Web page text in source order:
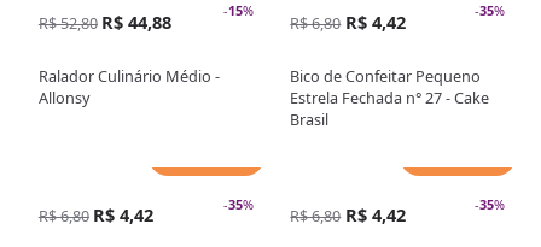
-15%
R$ 52,80 R$ 44,88
Ralador Culinário Médio -
Allonsy
-35%
R$ 6,80 R$ 4,42
Bico de Confeitar Pequeno
Estrela Fechada n° 27 - Cake
Brasil
-35%
R$ 6,80 R$ 4,42 -35%
R$ 6,80 R$ 4,42